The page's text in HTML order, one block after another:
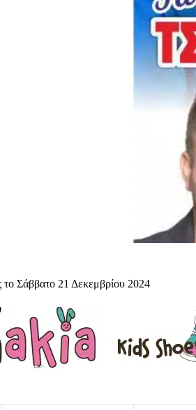
Σάββατο 21 Δεκεμβρίου 2024